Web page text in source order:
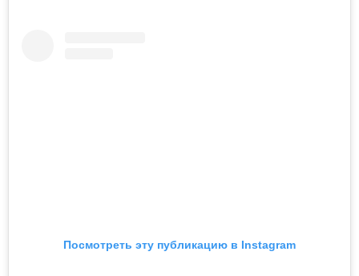
Посмотреть эту публикацию в Instagram